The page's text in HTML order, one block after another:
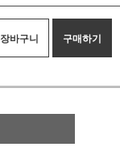
장바구니 구매하기